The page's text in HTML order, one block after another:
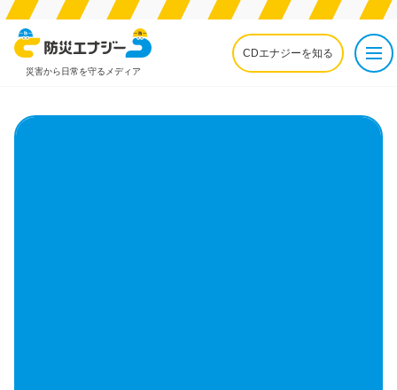
災害から日常を守るメディア
CDエナジーを知る